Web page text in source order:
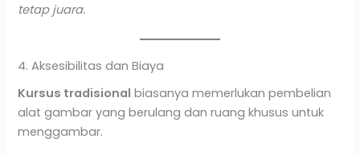
tetap juara.
4. Aksesibilitas dan Biaya
Kursus tradisional biasanya memerlukan pembelian
alat gambar yang berulang dan ruang khusus untuk
menggambar.